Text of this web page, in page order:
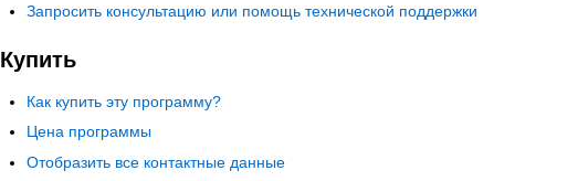
Запросить консультацию или помощь технической поддержки
Купить
Как купить эту программу?
Цена программы
Отобразить все контактные данные